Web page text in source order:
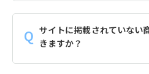
サイトに掲載されていない
きますか？